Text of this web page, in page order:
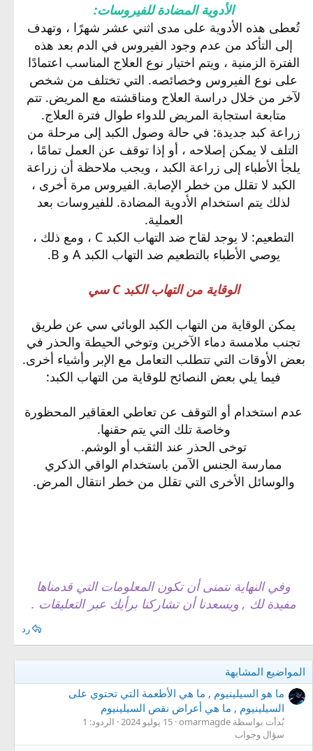
الأدوية المضادة للفيروسات:
تُعطى هذه الأدوية على مدى اثني عشر شهرًا ، وتهدف
إلى التأكد من عدم وجود الفيروس في الدم بعد هذه
الفترة الزمنية ، ويتم اختيار نوع العلاج المناسب اعتمادًا
على نوع الفيروس وخصائصه. التي تختلف من شخص
لآخر من خلال دراسة العلاج ومناقشته مع المريض. تتم
متابعة استجابة المريض للدواء طوال فترة العلاج.
زراعة كبد جديدة: في حالة وصول الكبد إلى مرحلة من
التلف لا يمكن إصلاحه ، أو إذا توقف عن العمل تمامًا ،
يلجأ الأطباء إلى زراعة الكبد ، ويجب ملاحظة أن زراعة
الكبد لا تقلل من خطر الإصابة. الفيروس مرة أخرى ،
لذلك يتم استخدام الأدوية المضادة. للفيروسات بعد
العملية.
التطعيم: لا يوجد لقاح ضد التهاب الكبد C ، ومع ذلك ،
يوصي الأطباء بالتطعيم ضد التهاب الكبد A و B.
الوقاية من التهاب الكبد C سي
يمكن الوقاية من التهاب الكبد الوبائي سي عن طريق
تجنب ملامسة دماء الآخرين وتوخي الحيطة والحذر في
بعض الأوقات التي تتطلب التعامل مع الإبر وأشياء أخرى.
فيما يلي بعض النصائح للوقاية من التهاب الكبد:
عدم استخدام أو التوقف عن تعاطي العقاقير المحظورة
وخاصة تلك التي يتم حقنها.
توخى الحذر عند الثقب أو الوشم.
ممارسة الجنس الآمن باستخدام الواقي الذكري
والوسائل الأخرى التي تقلل من خطر انتقال المرض.
وفي النهاية نتمنى أن تكون المعلومات التي قدمناها
مفيدة لك , ويسعدنا أن تشاركنا برأيك عبر التعليقات .
رد
المواضيع المشابهة
ما هو السيلينيوم , ما هي الأطعمة التي تحتوي على
السيلينيوم , ما هي أعراض نقص السيلينيوم
بُدأت بواسطة omarmagde 15 يوليو 2024
الردود: 1
سؤال وجواب